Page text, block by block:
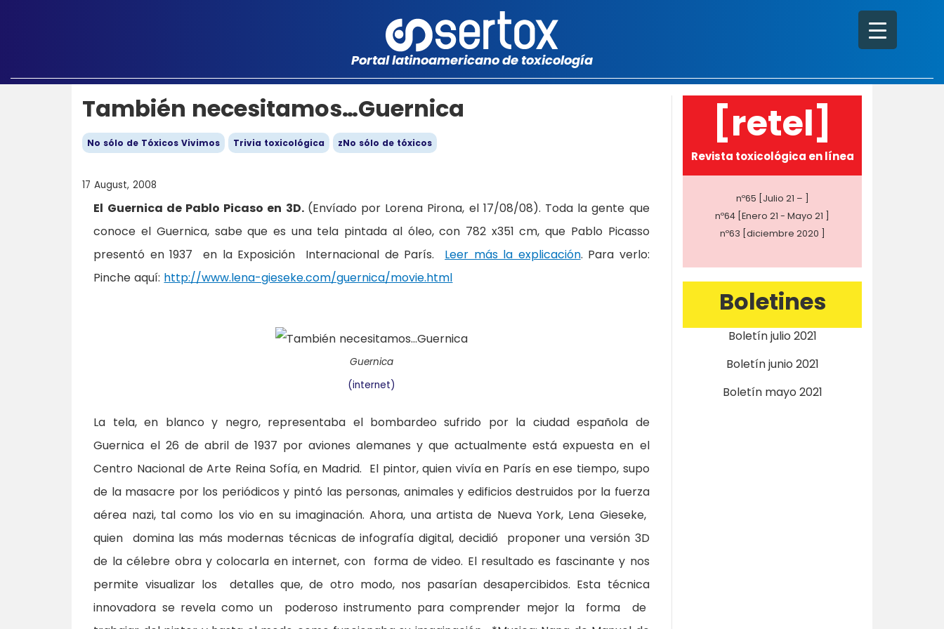
Portal latinoamericano de toxicología
También necesitamos…Guernica
No sólo de Tóxicos Vivimos Trivia toxicológica zNo sólo de tóxicos
17 August, 2008
El Guernica de Pablo Picaso en 3D. (Envíado por Lorena Pirona, el 17/08/08). Toda la gente que
conoce el Guernica, sabe que es una tela pintada al óleo, con 782 x351 cm, que Pablo Picasso
presentó en 1937 en la Exposición Internacional de París. Leer más la explicación. Para verlo:
Pinche aquí: http://www.lena-gieseke.com/guernica/movie.html
Guernica
(internet)
La tela, en blanco y negro, representaba el bombardeo sufrido por la ciudad española de
Guernica el 26 de abril de 1937 por aviones alemanes y que actualmente está expuesta en el
Centro Nacional de Arte Reina Sofía, en Madrid. El pintor, quien vivía en París en ese tiempo, supo
de la masacre por los periódicos y pintó las personas, animales y edificios destruidos por la fuerza
aérea nazi, tal como los vio en su imaginación. Ahora, una artista de Nueva York, Lena Gieseke,
quien domina las más modernas técnicas de infografía digital, decidió proponer una versión 3D
de la célebre obra y colocarla en internet, con forma de video. El resultado es fascinante y nos
permite visualizar los detalles que, de otro modo, nos pasarían desapercibidos. Esta técnica
innovadora se revela como un poderoso instrumento para comprender mejor la forma de
[retel]
Revista toxicológica en línea
nº65 [Julio 21 – ]
nº64 [Enero 21 - Mayo 21 ]
nº63 [diciembre 2020 ]
Boletines
Boletín julio 2021
Boletín junio 2021
Boletín mayo 2021